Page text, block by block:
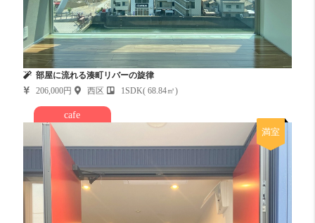
部屋に流れる湊町リバーの旋律
206,000円
西区 1SDK( 68.84㎡)
cafe
満室